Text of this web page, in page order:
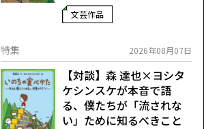
文芸作品
特集 2026年08月07日
【対談】森 達也×ヨシタ
ケシンスケが本音で語
る、僕たちが「流されな
い」ために知るべきこと